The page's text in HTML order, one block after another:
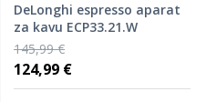
DeLonghi espresso aparat
za kavu ECP33.21.W
145,99 €
124,99 €